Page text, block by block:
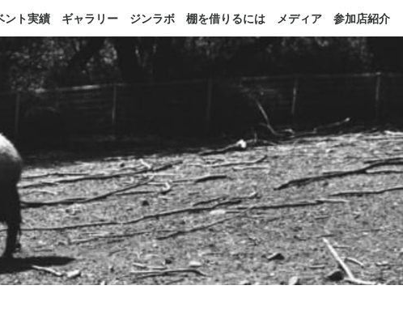
ント実績 ギャラリー ジンラボ 棚を借りるには メディア 参加店紹介